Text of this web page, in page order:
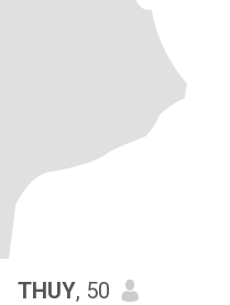
THUY, 50